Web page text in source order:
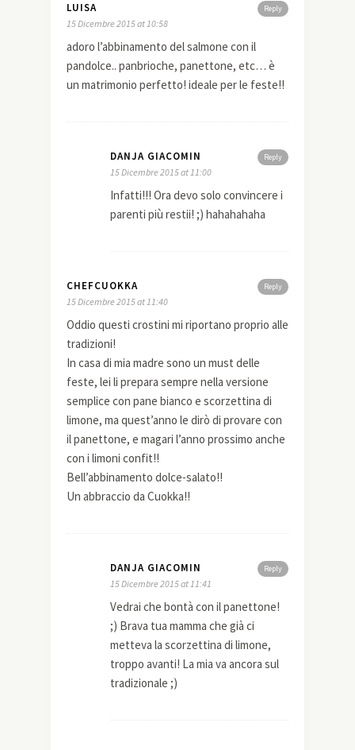
Reply
LUISA
15 Dicembre 2015 at 10:58
adoro l’abbinamento del salmone con il
pandolce.. panbrioche, panettone, etc… è
un matrimonio perfetto! ideale per le feste!!
Reply
DANJA GIACOMIN
15 Dicembre 2015 at 11:00
Infatti!!! Ora devo solo convincere i
parenti più restii! ;) hahahahaha
Reply
CHEFCUOKKA
15 Dicembre 2015 at 11:40
Oddio questi crostini mi riportano proprio alle
tradizioni!
In casa di mia madre sono un must delle
feste, lei li prepara sempre nella versione
semplice con pane bianco e scorzettina di
limone, ma quest’anno le dirò di provare con
il panettone, e magari l’anno prossimo anche
con i limoni confit!!
Bell’abbinamento dolce-salato!!
Un abbraccio da Cuokka!!
Reply
DANJA GIACOMIN
15 Dicembre 2015 at 11:41
Vedrai che bontà con il panettone!
;) Brava tua mamma che già ci
metteva la scorzettina di limone,
troppo avanti! La mia va ancora sul
tradizionale ;)